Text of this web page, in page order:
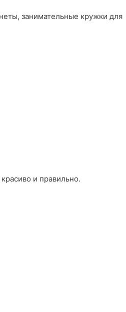
занимательные кружки для
и правильно.